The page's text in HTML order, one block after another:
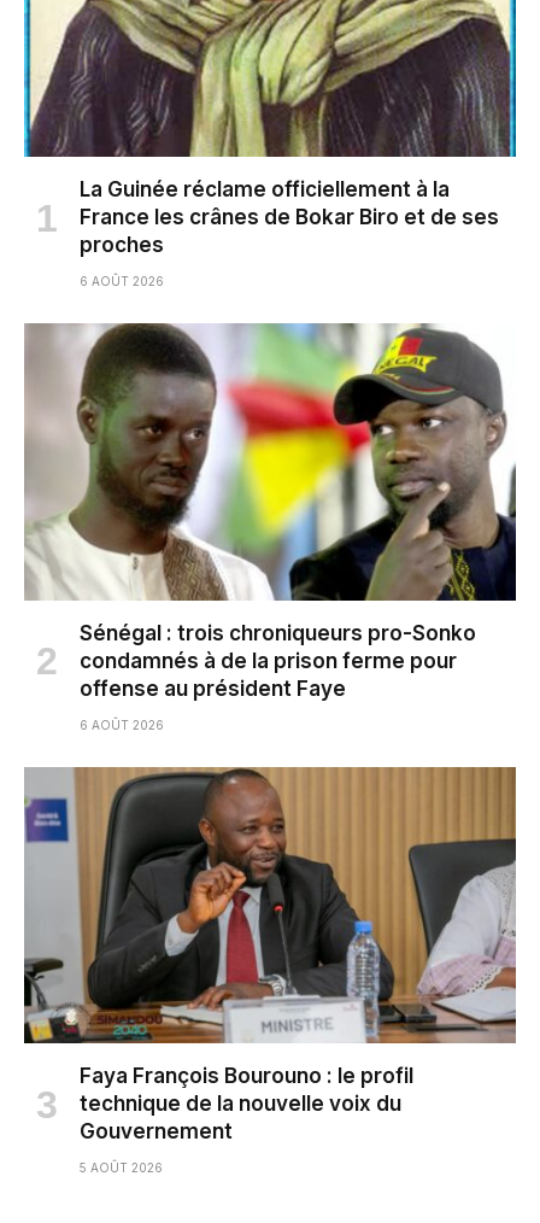
La Guinée réclame officiellement à la
France les crânes de Bokar Biro et de ses
proches
6 AOÛT 2026
Sénégal : trois chroniqueurs pro-Sonko
condamnés à de la prison ferme pour
offense au président Faye
6 AOÛT 2026
Faya François Bourouno : le profil
technique de la nouvelle voix du
Gouvernement
5 AOÛT 2026